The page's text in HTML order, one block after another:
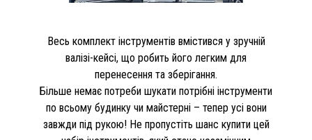
Весь комплект інструментів вмістився у зручній
валізі-кейсі, що робить його легким для
перенесення та зберігання.
Більше немає потреби шукати потрібні інструменти
по всьому будинку чи майстерні – тепер усі вони
завжди під рукою! Не пропустіть шанс купити цей